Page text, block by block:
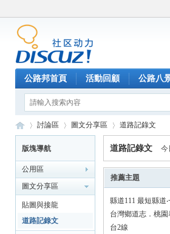
公路邦首頁 活動回顧 公路八
公 »
討論區
›
圖文分享區 道路記錄文
版塊導航
公用區
圖文分享區
貼圖與接龍
道路記錄文
道路記錄文 今
推薦主題
縣道111 最短縣道
台灣鄉道志．桃園
台2線